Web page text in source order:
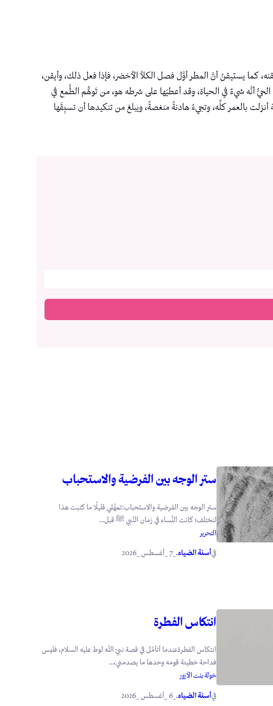
كما يستيقنُ أنَّ المطر أوَّل فصل الكلأ الأخضر، فإذا فعل ذلك، وأيقن،
أنَّه شيءٌ في الحياة، وقد أعطيَها على شرطه هو، من تَوهُّم الطَّمع في
أنزلت بالعمر كلِّه، وتجيءُ هادنةً منغصةً، ويبلغ من تنكيدها أن تسبِقَها
ستر الوجه بين الفرضية والاستحباب
ستر الوجه بين الفرضية والاستحباب:تمهَّلي قليلًا ما كتبت هذا
لنختلف؛ كانت النَّساء في زمان النَّبي ﷺ قبل…
التحرير
فيأسنة الضياء.
انتكاس الفطرة
انتكاس الفطرةعندما أتأمَّل في قصة نبيّ الله لوط عليه السلام، فليس
فداحة خطيئة قومه وحدها ما يصدمني،…
خولة بنت الأزور
فيأسنة الضياء.